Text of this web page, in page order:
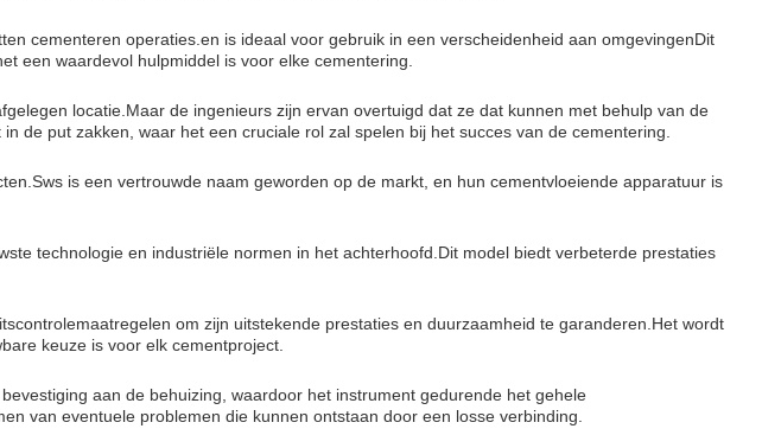
cementeren operaties.en is ideaal voor gebruik in een verscheidenheid aan omgevingenDit
een waardevol hulpmiddel is voor elke cementering.
locatie.Maar de ingenieurs zijn ervan overtuigd dat ze dat kunnen met behulp van de
de put zakken, waar het een cruciale rol zal spelen bij het succes van de cementering.
is een vertrouwde naam geworden op de markt, en hun cementvloeiende apparatuur is
technologie en industriële normen in het achterhoofd.Dit model biedt verbeterde prestaties
om zijn uitstekende prestaties en duurzaamheid te garanderen.Het wordt
keuze is voor elk cementproject.
aan de behuizing, waardoor het instrument gedurende het gehele
van eventuele problemen die kunnen ontstaan door een losse verbinding.